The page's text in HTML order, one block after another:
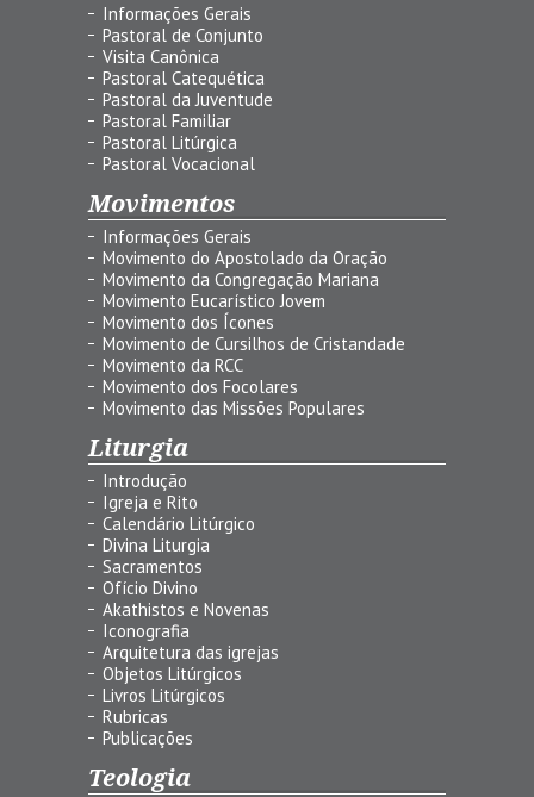
Informações Gerais
Pastoral de Conjunto
Visita Canônica
Pastoral Catequética
Pastoral da Juventude
Pastoral Familiar
Pastoral Litúrgica
Pastoral Vocacional
Movimentos
Informações Gerais
Movimento do Apostolado da Oração
Movimento da Congregação Mariana
Movimento Eucarístico Jovem
Movimento dos Ícones
Movimento de Cursilhos de Cristandade
Movimento da RCC
Movimento dos Focolares
Movimento das Missões Populares
Liturgia
Introdução
Igreja e Rito
Calendário Litúrgico
Divina Liturgia
Sacramentos
Ofício Divino
Akathistos e Novenas
Iconografia
Arquitetura das igrejas
Objetos Litúrgicos
Livros Litúrgicos
Rubricas
Publicações
Teologia